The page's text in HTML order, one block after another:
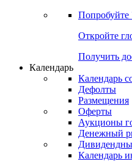
Попробуйте
Откройте
Получить
Календарь
Календарь
Дефолты
Размещения
Оферты
Аукционы
Денежный
Календарь